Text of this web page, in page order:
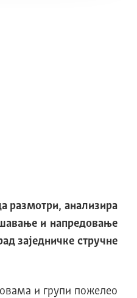
размотри, анализира
и напредовање
заједничке стручне
и групи пожелео